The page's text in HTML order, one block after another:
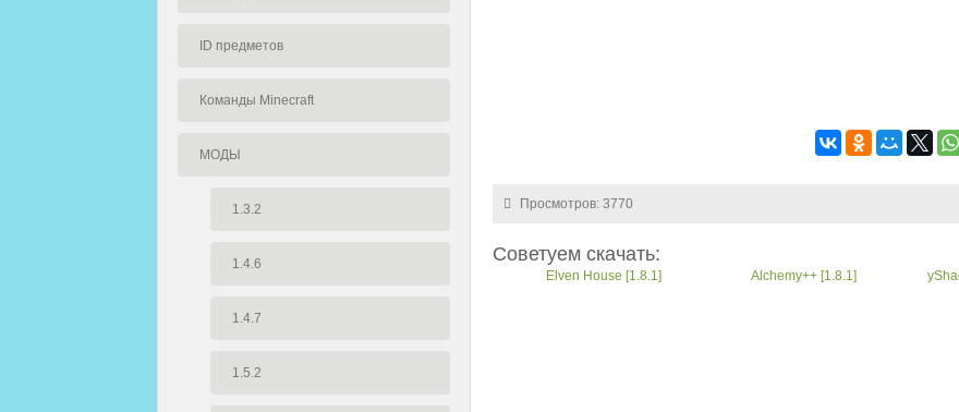
ID предметов
Команды Minecraft
МОДЫ
1.3.2
1.4.6
1.4.7
1.5.2
Просмотров: 3770
Советуем скачать:
Elven House [1.8.1] Alchemy++ [1.8.1]